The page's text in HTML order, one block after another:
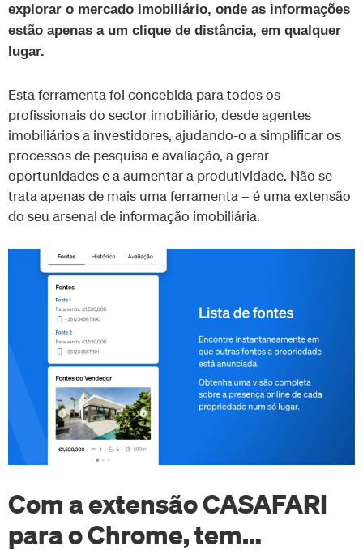
explorar o mercado imobiliário, onde as informações
estão apenas a um clique de distância, em qualquer
lugar.
Esta ferramenta foi concebida para todos os
profissionais do sector imobiliário, desde agentes
imobiliários a investidores, ajudando-o a simplificar os
processos de pesquisa e avaliação, a gerar
oportunidades e a aumentar a produtividade. Não se
trata apenas de mais uma ferramenta – é uma extensão
do seu arsenal de informação imobiliária.
Com a extensão CASAFARI
para o Chrome, tem…